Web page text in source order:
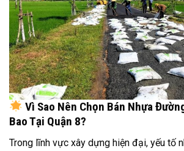
Vì Sao Nên Chọn Bán Nhựa
Bao Tại Quận 8?
Trong lĩnh vực xây dựng hiện đại, yếu tố